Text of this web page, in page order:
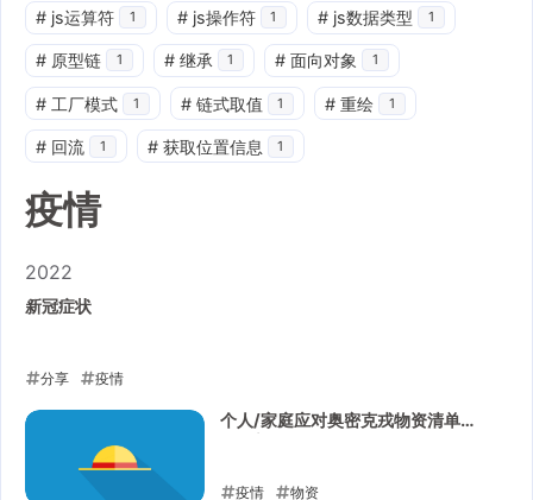
# js运算符 1 # js操作符 1 # js数据类型 1
# 原型链 1 # 继承 1 # 面向对象 1
# 工厂模式 1 # 链式取值 1 # 重绘 1
# 回流 1 # 获取位置信息 1
疫情
2022
新冠症状
分享 疫情
个人/家庭应对奥密克戎物资清单
疫情 物资